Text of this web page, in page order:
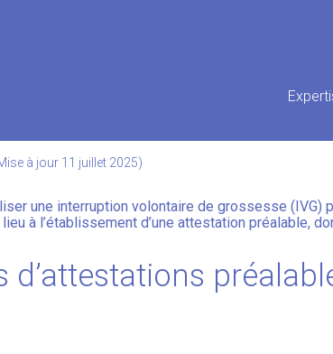
à jour 11 juillet 2025)
une interruption volontaire de grossesse
à l’établissement d’une attestation préalable,
d’attestations